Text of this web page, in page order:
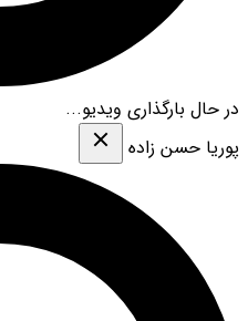
در حال بارگذاری ویدیو...
پوریا حسن زاده